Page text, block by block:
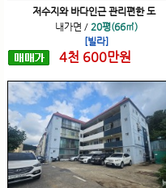
저수지와 바다인근 관리편한 도
내가면 / 20평(66㎡)
[빌라]
4천 600만원